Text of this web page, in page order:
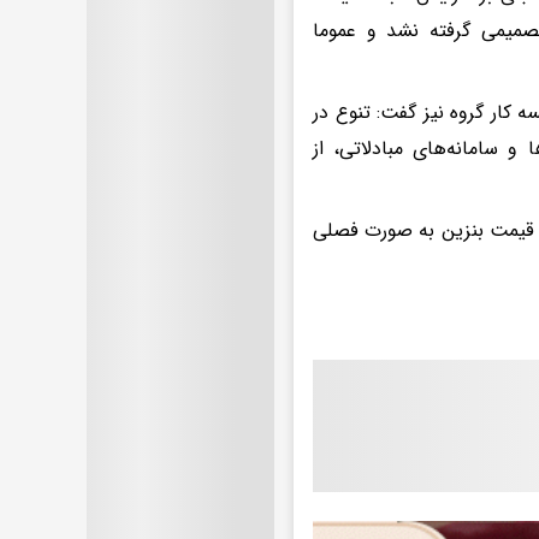
گرفته نشد و عموما
کار گروه نیز گفت: تنوع در
مبادلاتی‌، از
قیمت بنزین به صورت فصلی